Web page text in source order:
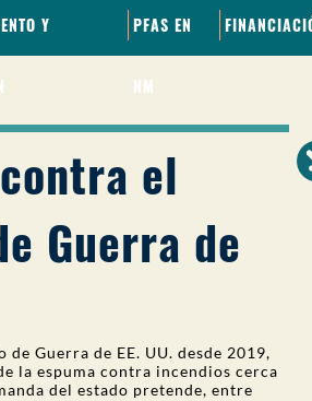
Y PFAS EN
NM
el
Guerra de
Guerra de EE. UU. desde 2019,
la espuma contra incendios cerca
del estado pretende, entre